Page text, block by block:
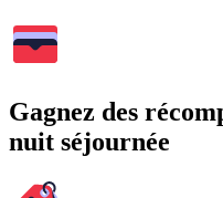
Gagnez des
nuit séjournée